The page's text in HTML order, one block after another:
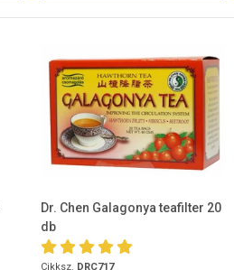
Dr. Chen Galagonya teafilter 20
db
Cikksz. DRC717